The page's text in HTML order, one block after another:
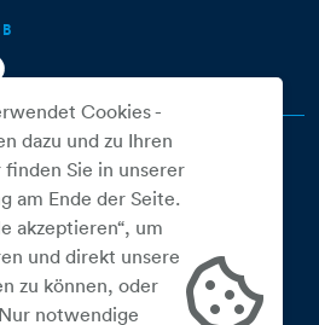
Cookies -
dazu und zu Ihren
Sie in unserer
am Ende der Seite.
akzeptieren“, um
und direkt unsere
zu können, oder
notwendige